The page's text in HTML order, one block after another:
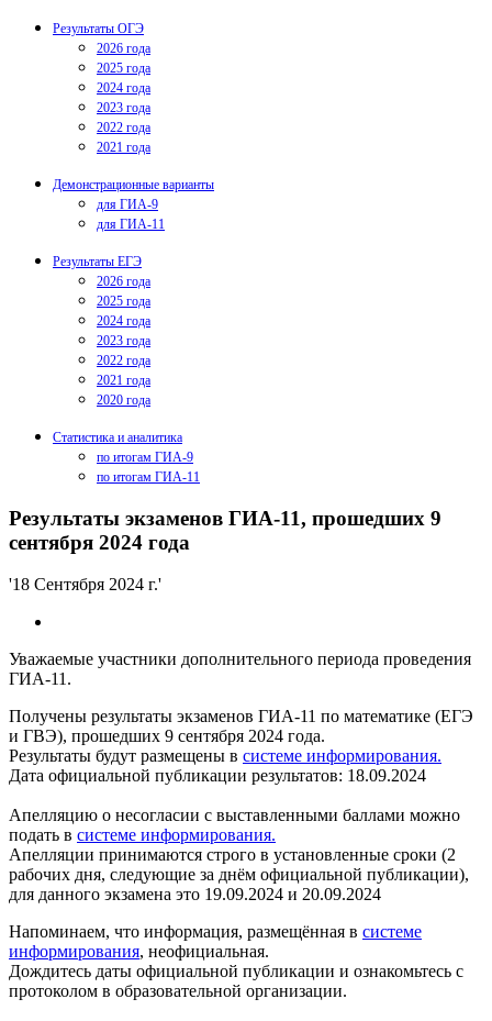
Результаты ОГЭ
2026 года
2025 года
2024 года
2023 года
2022 года
2021 года
Демонстрационные варианты
для ГИА-9
для ГИА-11
Результаты ЕГЭ
2026 года
2025 года
2024 года
2023 года
2022 года
2021 года
2020 года
Статистика и аналитика
по итогам ГИА-9
по итогам ГИА-11
Результаты экзаменов ГИА-11, прошедших 9
сентября 2024 года
'18 Сентября 2024 г.'
Уважаемые участники дополнительного периода проведения
ГИА-11.
Получены результаты экзаменов ГИА-11 по математике (ЕГЭ
и ГВЭ), прошедших 9 сентября 2024 года.
Результаты будут размещены в системе информирования.
Дата официальной публикации результатов: 18.09.2024
Апелляцию о несогласии с выставленными баллами можно
подать в системе информирования.
Апелляции принимаются строго в установленные сроки (2
рабочих дня, следующие за днём официальной публикации),
для данного экзамена это 19.09.2024 и 20.09.2024
Напоминаем, что информация, размещённая в системе
информирования, неофициальная.
Дождитесь даты официальной публикации и ознакомьтесь с
протоколом в образовательной организации.